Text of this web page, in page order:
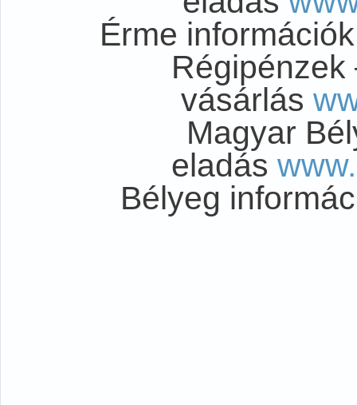
Érme
vásárlás
Magyar
eladás
Bélyeg